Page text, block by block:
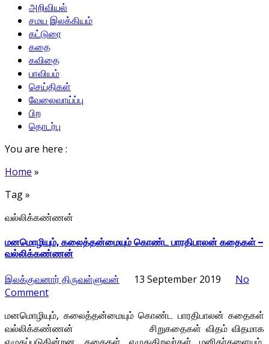
அறிவியல்
சமய இலக்கியம்
கட்டுரை
கதை
கவிதை
பாவியம்
செய்திகள்
வேலைவாய்ப்பு
பிற
தொடர்பு
You are here :
Home »
Tag »
வல்லிக்கண்ணன்
மனமொழியும், கலைத்தன்மையும் கொண்ட பாரதிபாலன் கதைகள் –
வல்லிக்கண்ணன்
இலக்குவனார் திருவள்ளுவன் 13 September 2019
No
Comment
மனமொழியும், கலைத்தன்மையும் கொண்ட பாரதிபாலன் கதைகள்
வல்லிக்கண்ணன் சிறுகதைகள் விதம் விதமாக
எழுதப்படுகின்றன. கதைகள் எழுதுகிறவர்கள் மனிதர்களையும்,